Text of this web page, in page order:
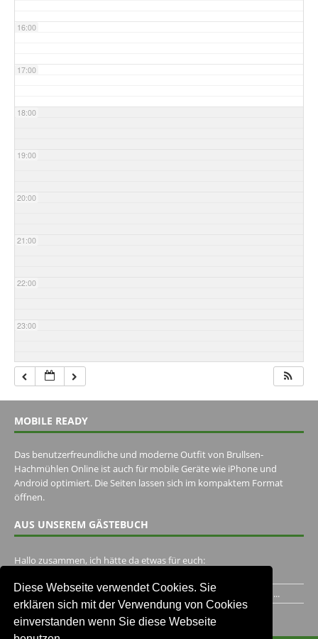
Diese Webseite verwendet Cookies. Sie
erklären sich mit der Verwendung von Cookies
einverstanden wenn Sie diese Webseite
16:00
17:00
18:00
19:00
20:00
21:00
22:00
23:00
MOBILE READY
Das benutzerfreundliche und moderne Outfit von Brullsen-
Hachmühlen Online ist auch für mobile Geräte wie iPhone und
Android optimiert. Die Seiten lassen sich im kompaktem Format
öffnen.
AUS UNSEREM GÄSTEBUCH
Hallo zusammen, ich hätte da etwas für euch:
Ich habe ein Jahr im Gasthaus Hugo Pape verbracht..Habe ihn...
Unser Gästebuch besuchen